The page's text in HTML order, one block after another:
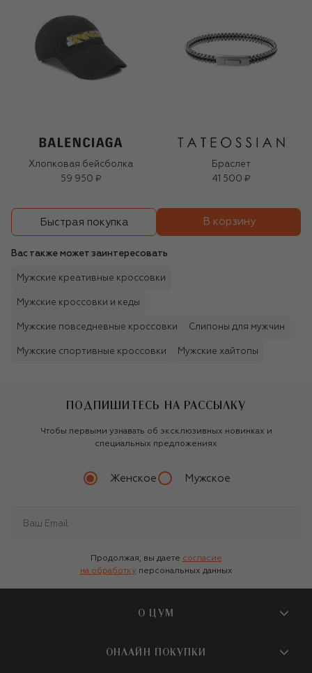
Хлопковая бейсболка
59 950 ₽
Браслет
41 500 ₽
Быстрая покупка В корзину
Вас также может заинтересовать
Мужские креативные кроссовки
Мужские кроссовки и кеды
Мужские повседневные кроссовки Слипоны для мужчин
Мужские спортивные кроссовки Мужские хайтопы
ПОДПИШИТЕСЬ НА РАССЫЛКУ
Чтобы первыми узнавать об эксклюзивных новинках и
специальных предложениях
Женское Мужское
Продолжая, вы даете согласие
на обработку персональных данных
О ЦУМ
О магазине
ОНЛАЙН ПОКУПКИ